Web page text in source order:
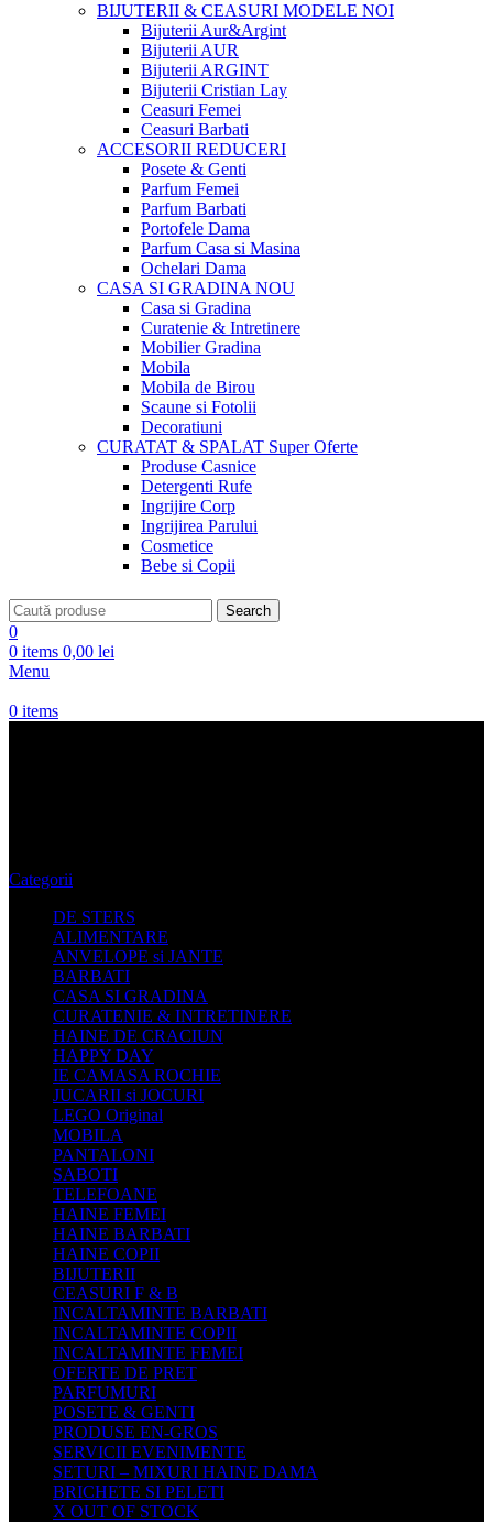
BIJUTERII & CEASURI MODELE NOI
Bijuterii Aur&Argint
Bijuterii AUR
Bijuterii ARGINT
Bijuterii Cristian Lay
Ceasuri Femei
Ceasuri Barbati
ACCESORII REDUCERI
Posete & Genti
Parfum Femei
Parfum Barbati
Portofele Dama
Parfum Casa si Masina
Ochelari Dama
CASA SI GRADINANOU
Casa si Gradina
Curatenie & Intretinere
Mobilier Gradina
Mobila
Mobila de Birou
Scaune si Fotolii
Decoratiuni
CURATAT & SPALAT Super Oferte
Produse Casnice
Detergenti Rufe
Ingrijire Corp
Ingrijirea Parului
Cosmetice
Bebe si Copii
Search
0
0 items 0,00 lei
Menu
0 items
Categorii
DE STERS
ALIMENTARE
ANVELOPE si JANTE
BARBATI
CASA SI GRADINA
CURATENIE & INTRETINERE
HAINE DE CRACIUN
HAPPY DAY
IE CAMASA ROCHIE
JUCARII si JOCURI
LEGO Original
MOBILA
PANTALONI
SABOTI
TELEFOANE
HAINE FEMEI
HAINE BARBATI
HAINE COPII
BIJUTERII
CEASURI F & B
INCALTAMINTE BARBATI
INCALTAMINTE COPII
INCALTAMINTE FEMEI
OFERTE DE PRET
PARFUMURI
POSETE & GENTI
PRODUSE EN-GROS
SERVICII EVENIMENTE
SETURI – MIXURI HAINE DAMA
BRICHETE SI PELETI
X OUT OF STOCK